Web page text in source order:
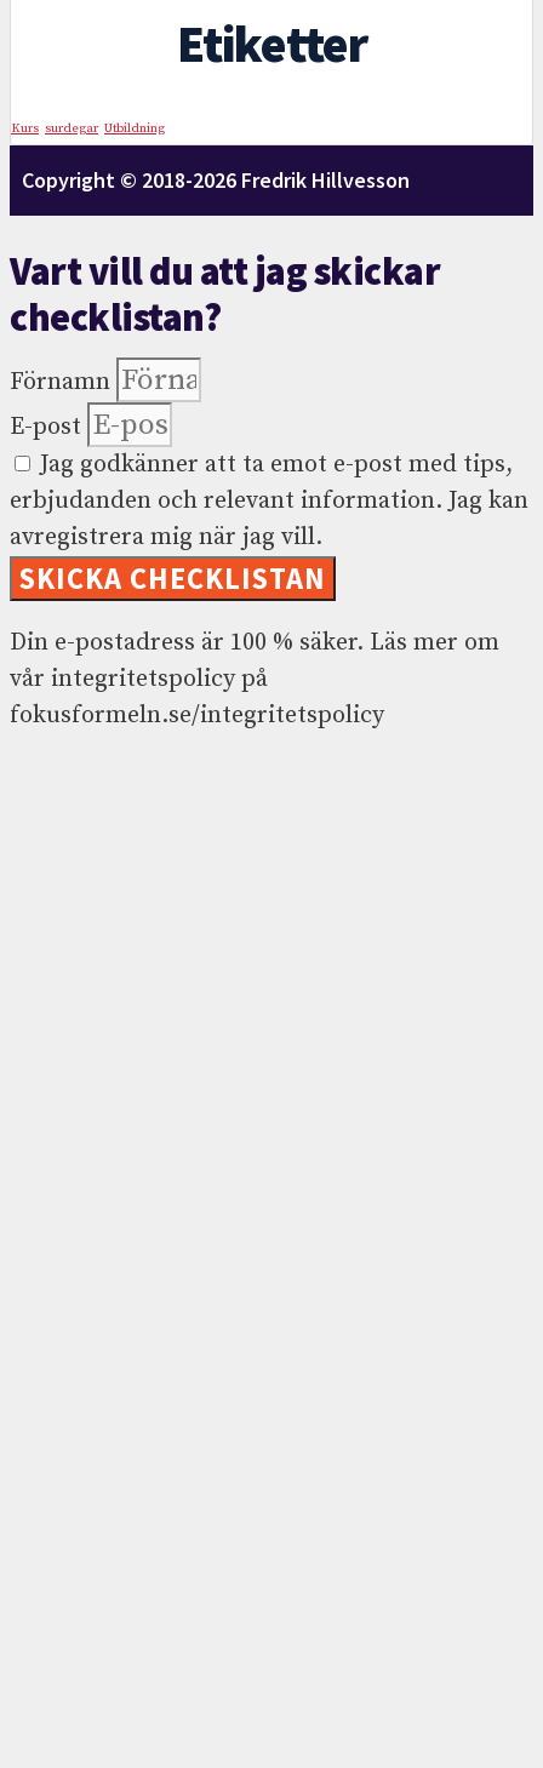
Etiketter
Kurs surdegar Utbildning
Copyright © 2018-2026 Fredrik Hillvesson
Vart vill du att jag skickar
checklistan?
Förnamn
E-post
Jag godkänner att ta emot e-post med tips,
erbjudanden och relevant information. Jag kan
avregistrera mig när jag vill.
SKICKA CHECKLISTAN
Din e-postadress är 100 % säker. Läs mer om
vår integritetspolicy på
fokusformeln.se/integritetspolicy